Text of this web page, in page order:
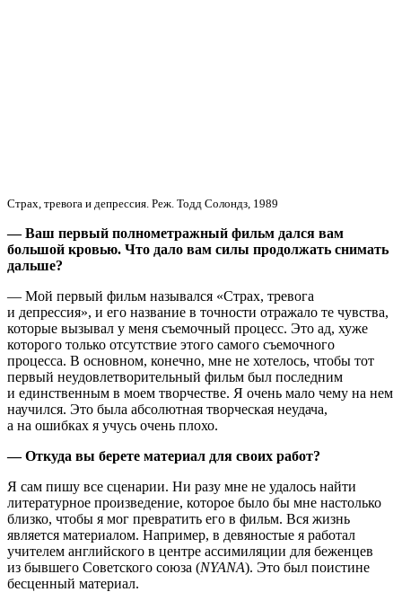
Страх, тревога и депрессия. Реж. Тодд Солондз, 1989
— Ваш первый полнометражный фильм дался вам
большой кровью. Что дало вам силы продолжать снимать
дальше?
— Мой первый фильм назывался «Страх, тревога
и депрессия», и его название в точности отражало те чувства,
которые вызывал у меня съемочный процесс. Это ад, хуже
которого только отсутствие этого самого съемочного
процесса. В основном, конечно, мне не хотелось, чтобы тот
первый неудовлетворительный фильм был последним
и единственным в моем творчестве. Я очень мало чему на нем
научился. Это была абсолютная творческая неудача,
а на ошибках я учусь очень плохо.
— Откуда вы берете материал для своих работ?
Я сам пишу все сценарии. Ни разу мне не удалось найти
литературное произведение, которое было бы мне настолько
близко, чтобы я мог превратить его в фильм. Вся жизнь
является материалом. Например, в девяностые я работал
учителем английского в центре ассимиляции для беженцев
из бывшего Советского союза (NYANA). Это был поистине
бесценный материал.